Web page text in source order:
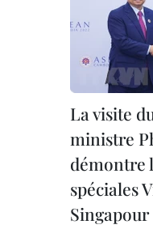
La visite
ministre
démontre
spéciales
Singapour